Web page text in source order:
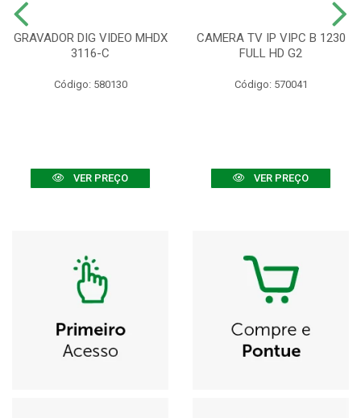
GRAVADOR DIG VIDEO MHDX
3116-C
Código: 580130
VER PREÇO
CAMERA TV IP VIPC B 1230
FULL HD G2
Código: 570041
VER PREÇO